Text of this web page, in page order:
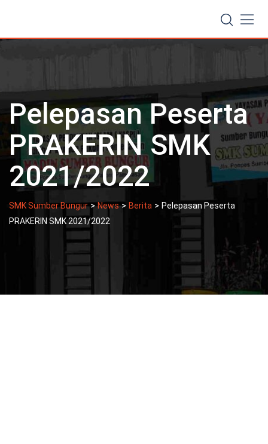
content
Pelepasan Peserta
PRAKERIN SMK
2021/2022
SMK Sumber Bungur>News> Berita > Pelepasan Peserta
PRAKERIN SMK 2021/2022